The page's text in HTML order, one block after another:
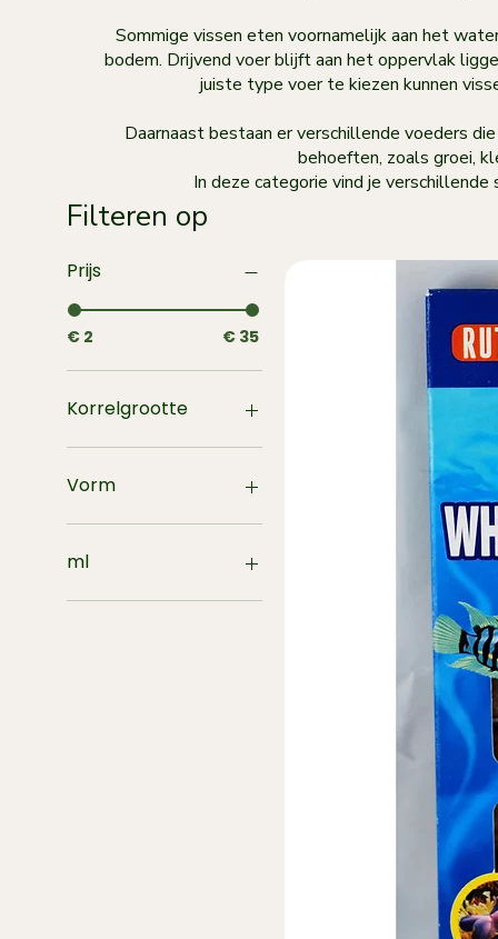
Filteren op
Prijs
€ 2 € 35
Korrelgrootte
L
M
Vorm
Rond
ml
200
Sommige vissen eten voornamelijk aan het
bodem. Drijvend voer blijft aan het oppervlak
juiste type voer te kiezen kunnen
Daarnaast bestaan er verschillende voeders
behoeften, zoals groei,
In deze categorie vind je